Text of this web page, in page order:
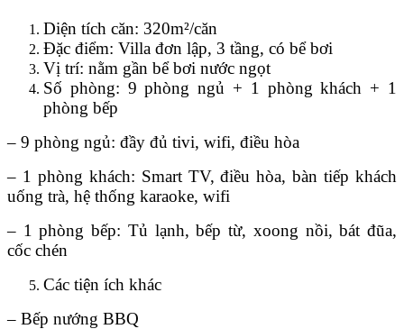
Diện tích căn: 320m²/căn
Đặc điểm: Villa đơn lập, 3 tầng, có bể bơi
Vị trí: nằm gần bể bơi nước ngọt
Số phòng: 9 phòng ngủ + 1 phòng khách + 1
phòng bếp
– 9 phòng ngủ: đầy đủ tivi, wifi, điều hòa
– 1 phòng khách: Smart TV, điều hòa, bàn tiếp khách
uống trà, hệ thống karaoke, wifi
– 1 phòng bếp: Tủ lạnh, bếp từ, xoong nồi, bát đũa,
cốc chén
Các tiện ích khác
– Bếp nướng BBQ